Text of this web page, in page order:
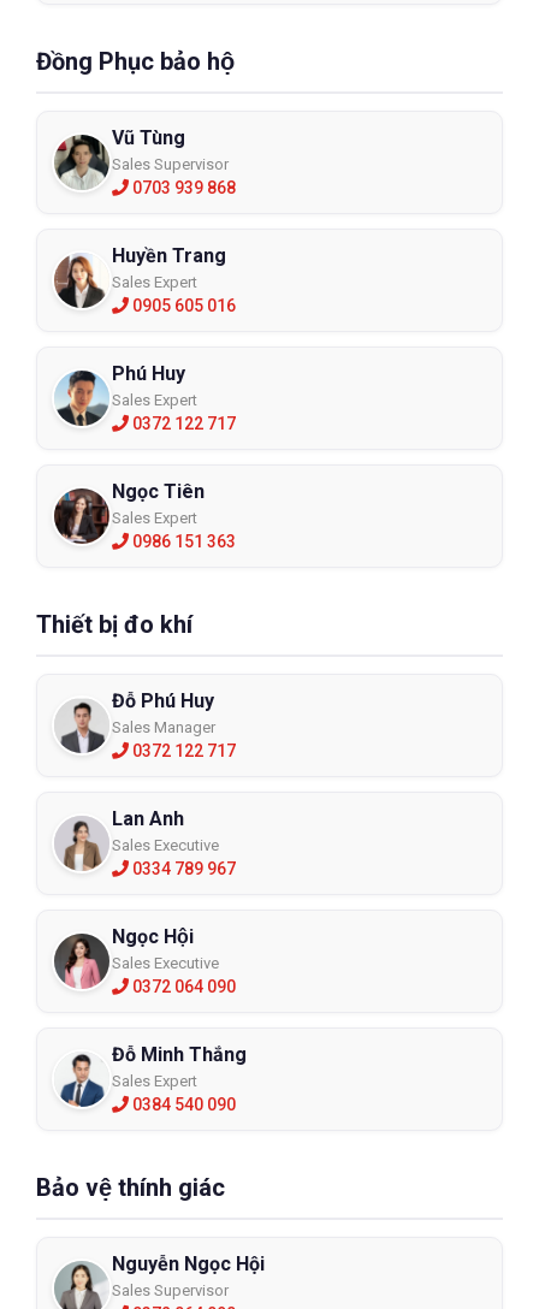
Đồng Phục bảo hộ
Vũ Tùng
Sales Supervisor
0703 939 868
Huyền Trang
Sales Expert
0905 605 016
Phú Huy
Sales Expert
0372 122 717
Ngọc Tiên
Sales Expert
0986 151 363
Thiết bị đo khí
Đỗ Phú Huy
Sales Manager
0372 122 717
Lan Anh
Sales Executive
0334 789 967
Ngọc Hội
Sales Executive
0372 064 090
Đỗ Minh Thắng
Sales Expert
0384 540 090
Bảo vệ thính giác
Nguyễn Ngọc Hội
Sales Supervisor